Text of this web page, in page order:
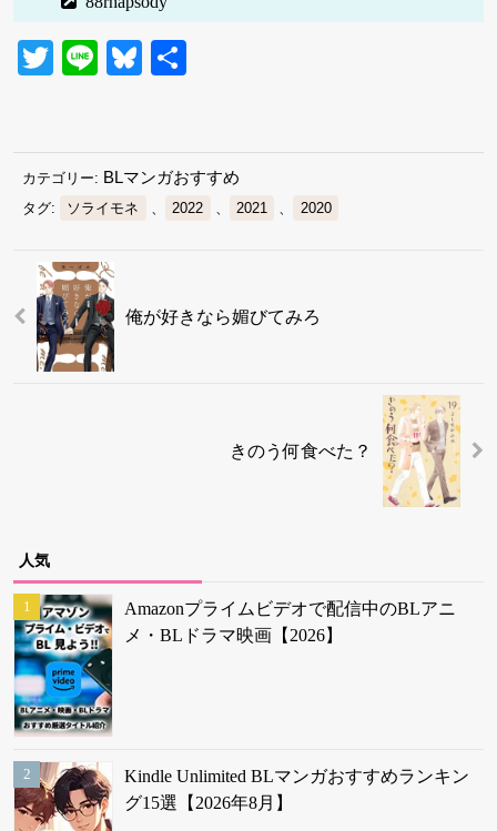
Twitter
LineBluesky
カテゴリー: BLマンガおすすめ
タグ: ソライモネ 2022 2021 2020
俺が好きなら媚びてみろ
きのう何食べた？
人気
Amazonプライムビデオで配信中のBLアニ
メ・BLドラマ映画【2026】
Kindle Unlimited BLマンガおすすめランキン
グ15選【2026年8月】